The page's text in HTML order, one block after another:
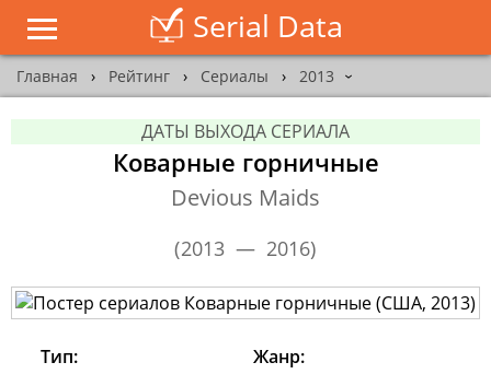
Serial Data
Главная › Рейтинг › Сериалы › 2013 ›
ДАТЫ ВЫХОДА СЕРИАЛА
Коварные горничные
Devious Maids
(2013 — 2016)
Тип:
Жанр: